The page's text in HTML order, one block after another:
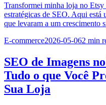
Transformei minha loja no Etsy
estratégicas de SEO. Aqui está
que levaram a um crescimento
E-commerce2026-05-062 min
SEO de Imagens
Tudo o que Você
Sua Loja